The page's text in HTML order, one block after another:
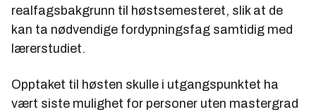
realfagsbakgrunn til høstsemesteret, slik at de
kan ta nødvendige fordypningsfag samtidig med
lærerstudiet.
Opptaket til høsten skulle i utgangspunktet ha
vært siste mulighet for personer uten mastergrad